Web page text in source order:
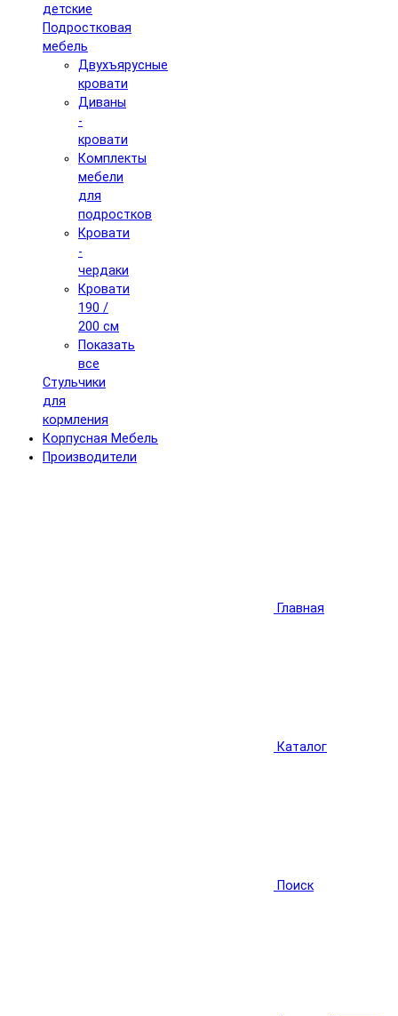
детские
Подростковая
мебель
Двухъярусные
кровати
Диваны
-
кровати
Комплекты
мебели
для
подростков
Кровати
-
чердаки
Кровати
190 /
200 см
Показать
все
Стульчики
для
кормления
Корпусная Мебель
Производители
Главная
Каталог
Поиск